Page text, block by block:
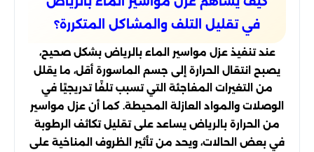
في تقليل التلف والمشاكل المتكررة؟
عند تنفيذ عزل مواسير الماء بالرياض بشكل صحيح،
يصبح انتقال الحرارة إلى جسم الماسورة أقل، ما يقلل
من التغيرات المفاجئة التي تسبب تلفًا تدريجيًا في
الوصلات والمواد العازلة المحيطة. كما أن عزل مواسير
من الحرارة بالرياض يساعد على تقليل تكاثف الرطوبة
في بعض الحالات، ويحد من تأثير الظروف المناخية على